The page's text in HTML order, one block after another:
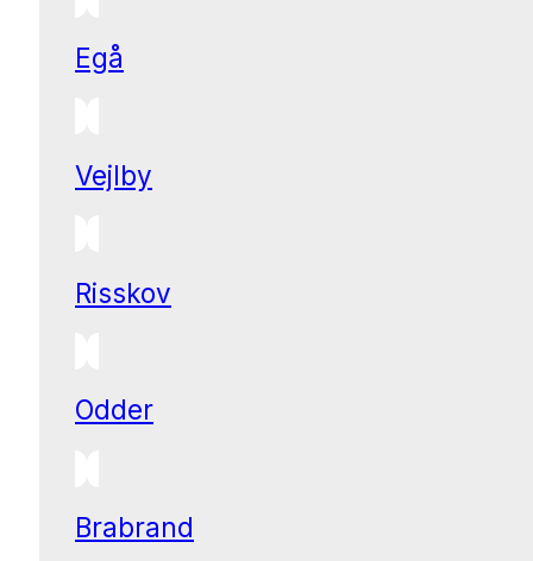
Egå
Vejlby
Risskov
Odder
Brabrand